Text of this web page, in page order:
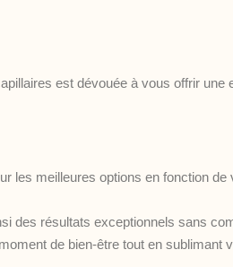
est dévouée à vous offrir une
les meilleures options en fonction
des résultats exceptionnels sans
de bien-être tout en sublimant